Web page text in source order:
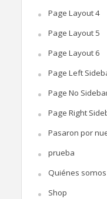
Page Layout 4
Page Layout 5
Page Layout 6
Page Left
Page No
Page Right
Pasaron por
prueba
Quiénes somos
Shop